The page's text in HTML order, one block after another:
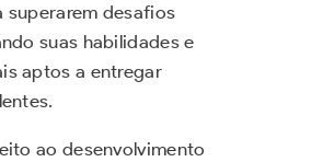
superarem desafios
suas habilidades e
aptos a entregar
ao desenvolvimento